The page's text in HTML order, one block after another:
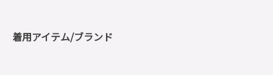
着用アイテム/ブランド